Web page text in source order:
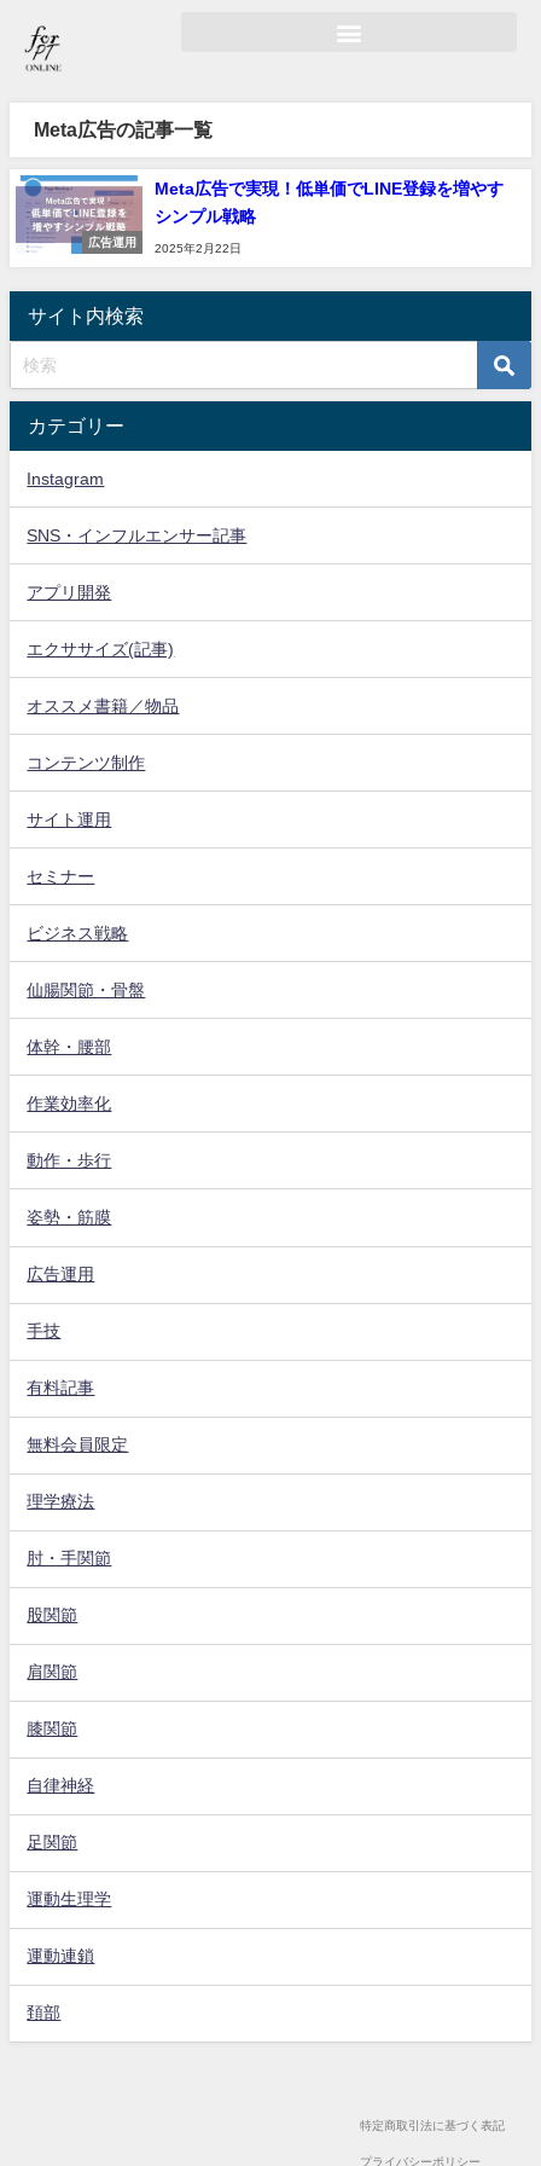
Meta広告の記事一覧
広告運用
Meta広告で実現！低単価でLINE登録を増やす
シンプル戦略
2025年2月22日
サイト内検索
カテゴリー
Instagram
SNS・インフルエンサー記事
アプリ開発
エクササイズ(記事)
オススメ書籍／物品
コンテンツ制作
サイト運用
セミナー
ビジネス戦略
仙腸関節・骨盤
体幹・腰部
作業効率化
動作・歩行
姿勢・筋膜
広告運用
手技
有料記事
無料会員限定
理学療法
肘・手関節
股関節
肩関節
膝関節
自律神経
足関節
運動生理学
運動連鎖
頚部
特定商取引法に基づく表記
プライバシーポリシー